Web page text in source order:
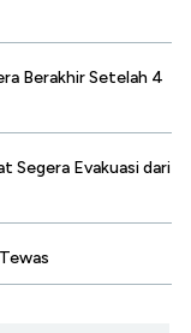
Berakhir Setelah 4
Segera Evakuasi dari